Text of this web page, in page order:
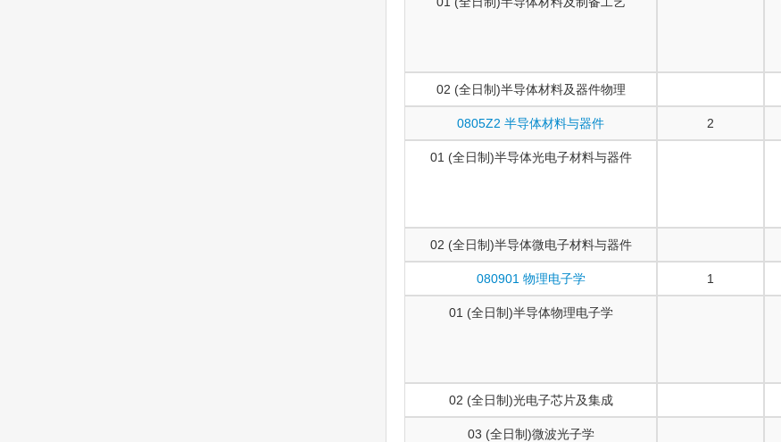
02 (全日制)半导体材料及器件物理
0805Z2 半导体材料与器件 2
01 (全日制)半导体光电子材料与器件
02 (全日制)半导体微电子材料与器件
080901 物理电子学 1
01 (全日制)半导体物理电子学
02 (全日制)光电子芯片及集成
03 (全日制)微波光子学